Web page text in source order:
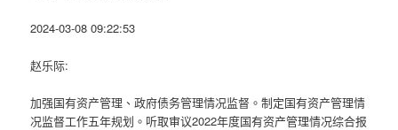
2024-03-08 09:22:53
赵乐际:
加强国有资产管理、政府债务管理情况监督。制定国有资产管理情
况监督工作五年规划。听取审议2022年度国有资产管理情况综合报